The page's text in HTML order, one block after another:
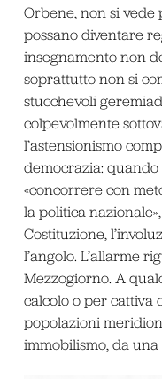
Orbene, non si
possano diventare
insegnamento non
soprattutto non si
stucchevoli
colpevolmente
l’astensionismo
democrazia:
«concorrere con
la politica
Costituzione,
l’angolo. L’allarme
Mezzogiorno. A
calcolo o per cattiva
popolazioni
immobilismo, da